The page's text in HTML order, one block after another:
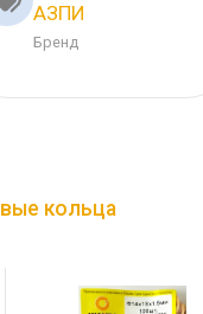
АЗПИ
Бренд
кольца